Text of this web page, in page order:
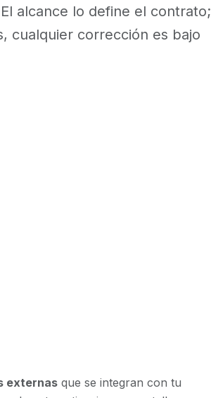
alcance lo define el contrato;
cualquier corrección es bajo
externas que se integran con tu